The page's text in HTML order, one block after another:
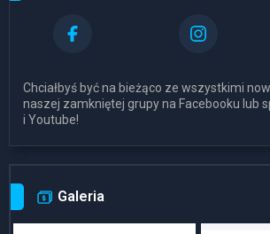
Chciałbyś być na bieżąco ze wszystkimi
naszej zamkniętej grupy na Facebooku lub
i Youtube!
Galeria